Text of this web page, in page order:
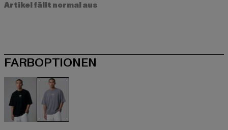
Artikel fällt normal aus
FARBOPTIONEN